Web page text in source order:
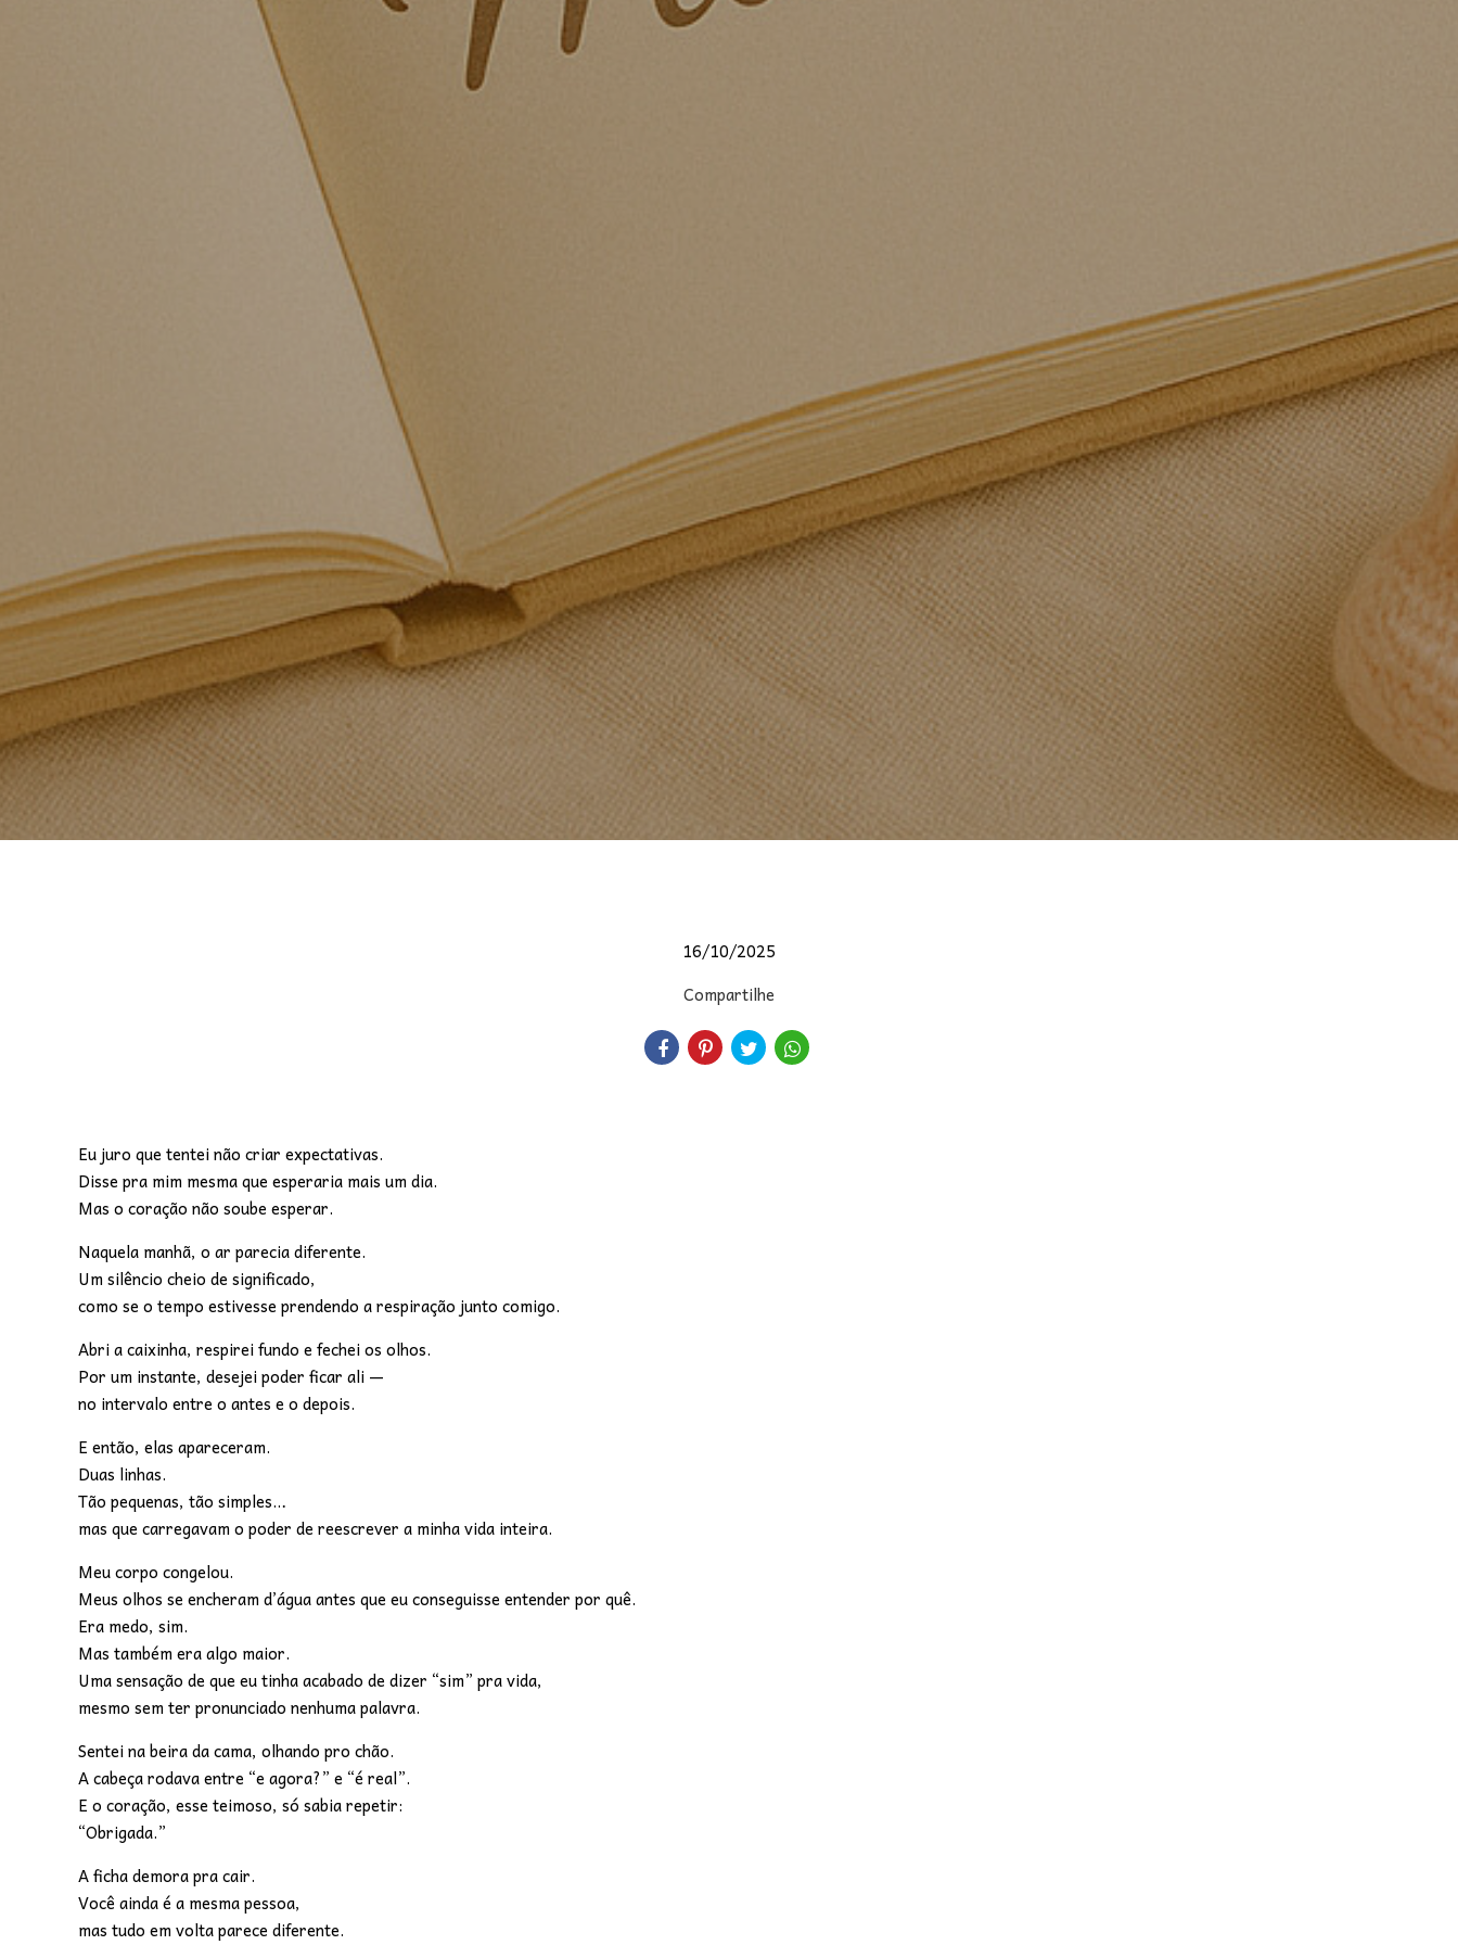
16/10/2025
Compartilhe
Eu juro que tentei não criar expectativas.
Disse pra mim mesma que esperaria mais um dia.
Mas o coração não soube esperar.
Naquela manhã, o ar parecia diferente.
Um silêncio cheio de significado,
como se o tempo estivesse prendendo a respiração junto comigo.
Abri a caixinha, respirei fundo e fechei os olhos.
Por um instante, desejei poder ficar ali —
no intervalo entre o antes e o depois.
E então, elas apareceram.
Duas linhas.
Tão pequenas, tão simples…
mas que carregavam o poder de reescrever a minha vida inteira.
Meu corpo congelou.
Meus olhos se encheram d’água antes que eu conseguisse entender por quê.
Era medo, sim.
Mas também era algo maior.
Uma sensação de que eu tinha acabado de dizer “sim” pra vida,
mesmo sem ter pronunciado nenhuma palavra.
Sentei na beira da cama, olhando pro chão.
A cabeça rodava entre “e agora?” e “é real”.
E o coração, esse teimoso, só sabia repetir:
“Obrigada.”
A ficha demora pra cair.
Você ainda é a mesma pessoa,
mas tudo em volta parece diferente.